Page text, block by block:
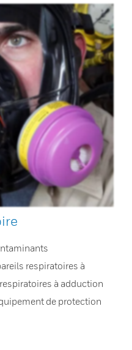
respiratoires à
à adduction
de protection